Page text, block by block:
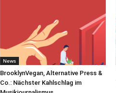
News
BrooklynVegan, Alternative Press &
Co.: Nächster Kahlschlag im